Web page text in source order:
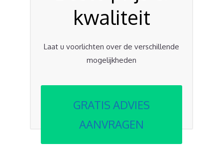
kwaliteit
Laat u voorlichten over de verschillende
mogelijkheden
GRATIS ADVIES
AANVRAGEN